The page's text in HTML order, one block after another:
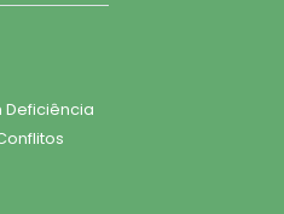
Deficiência